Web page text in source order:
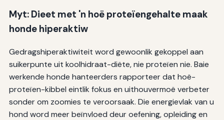
Myt: Dieet met 'n hoë proteïengehalte maak
honde hiperaktiw
Gedragshiperaktiwiteit word gewoonlik gekoppel aan
suikerpunte uit koolhidraat-diëte, nie proteïen nie. Baie
werkende honde hanteerders rapporteer dat hoë-
proteïen-kibbel eintlik fokus en uithouvermoë verbeter
sonder om zoomies te veroorsaak. Die energievlak van u
hond word meer beïnvloed deur oefening, opleiding en